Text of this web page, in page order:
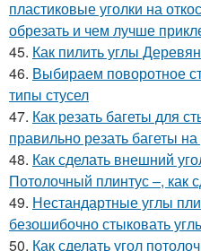
пластиковые уголки на
обрезать и чем лучше
45. Как пилить углы
46. Выбираем поворотное
типы стусел
47. Как резать багеты для
правильно резать багеты на
48. Как сделать внешний
Потолочный плинтус –, как
49. Нестандартные углы
безошибочно стыковать
50. Как сделать угол